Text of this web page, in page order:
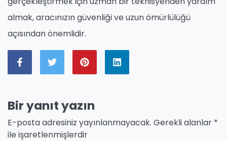
almak, aracınızın güvenliği ve uzun ömürlülüğü
açısından önemlidir.
Bir yanıt yazın
E-posta adresiniz yayınlanmayacak. Gerekli alanlar *
ile işaretlenmişlerdir